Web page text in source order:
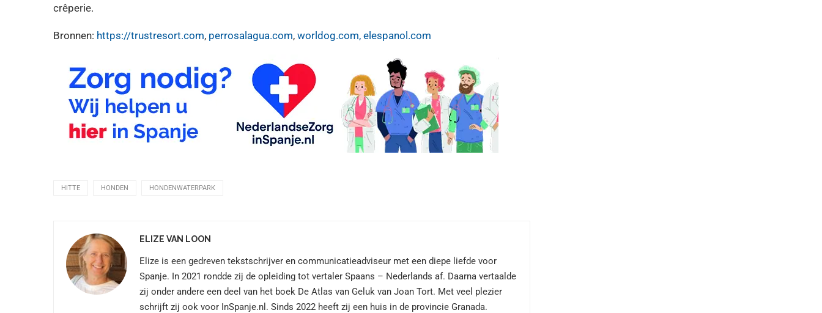
crêperie.
Bronnen: https://trustresort.com, perrosalagua.com, worldog.com, elespanol.com
HITTE HONDEN HONDENWATERPARK
ELIZE VAN LOON
Elize is een gedreven tekstschrijver en communicatieadviseur met een diepe liefde voor
Spanje. In 2021 rondde zij de opleiding tot vertaler Spaans – Nederlands af. Daarna vertaalde
zij onder andere een deel van het boek De Atlas van Geluk van Joan Tort. Met veel plezier
schrijft zij ook voor InSpanje.nl. Sinds 2022 heeft zij een huis in de provincie Granada.